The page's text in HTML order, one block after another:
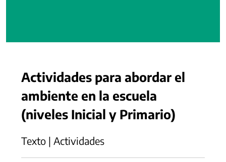
Actividades para abordar el
ambiente en la escuela
(niveles Inicial y Primario)
Texto | Actividades